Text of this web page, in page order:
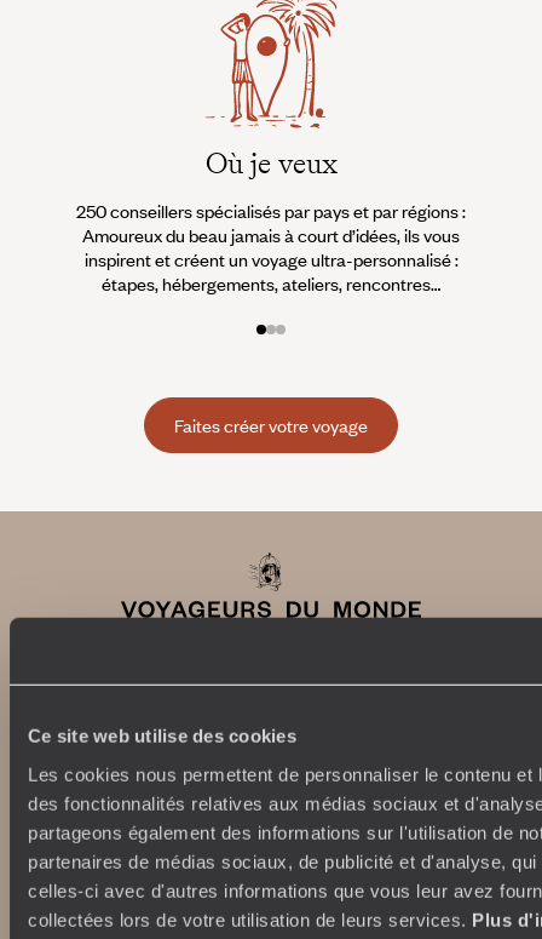
Ce site web utilise des cookies
Les cookies nous permettent de personnaliser le contenu et
des fonctionnalités relatives aux médias sociaux et
partageons également des informations sur l'utilisation de
partenaires de médias sociaux, de publicité et d'analyse,
celles-ci avec d'autres informations que vous leur avez
collectées lors de votre utilisation de leurs services. Plus
Où je veux
250 conseillers spécialisés par pays et par régions :
Amoureux du beau jamais à court d’idées, ils vous
inspirent et créent un voyage ultra-personnalisé :
étapes, hébergements, ateliers, rencontres…
Faites créer votre voyage
Abonnez-vous à notre newsletter
Lire notre politique de confidentialité
Nos engagements
Idées voyages